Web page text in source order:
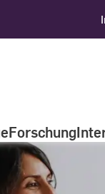
Forschung